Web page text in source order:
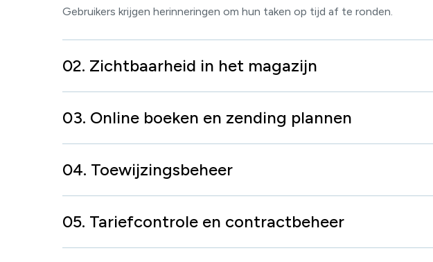
Gebruikers krijgen herinneringen om hun taken op tijd af te ronden.
02. Zichtbaarheid in het magazijn
03. Online boeken en zending plannen
04. Toewijzingsbeheer
05. Tariefcontrole en contractbeheer